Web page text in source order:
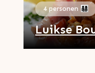
4 personen 👨‍👩‍👧‍👦
Luikse